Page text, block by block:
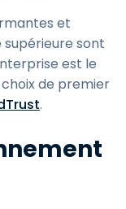
et
sont
est le
de premier
.